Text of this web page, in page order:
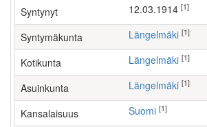
Syntynyt 12.03.1914 [1]
Syntymäkunta Längelmäki [1]
Kotikunta Längelmäki [1]
Asuinkunta Längelmäki [1]
Kansalaisuus Suomi [1]